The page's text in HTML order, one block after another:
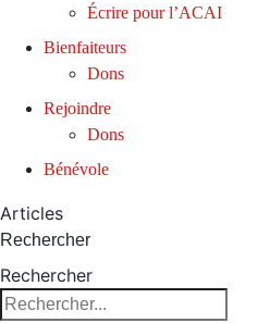
Écrire pour l’ACAI
Bienfaiteurs
Dons
Rejoindre
Dons
Bénévole
Articles
Rechercher
Rechercher